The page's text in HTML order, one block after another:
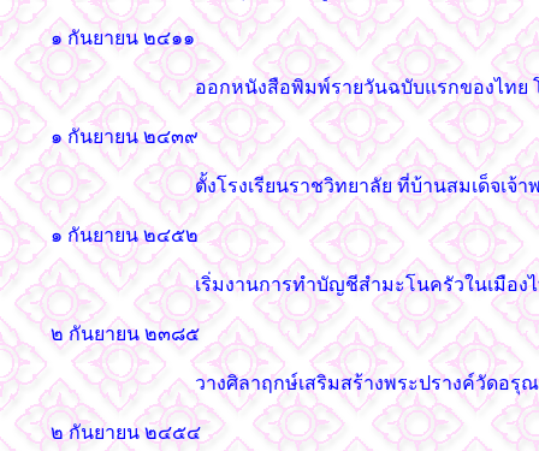
๑ กันยายน ๒๔๑๑
ออกหนังสือพิมพ์รายวันฉบับแรกของไทย
๑ กันยายน ๒๔๓๙
ตั้งโรงเรียนราชวิทยาลัย ที่บ้านสมเด็จเจ้
๑ กันยายน ๒๔๕๒
เริ่มงานการทำบัญชีสำมะโนครัวในเมือ
๒ กันยายน ๒๓๘๕
วางศิลาฤกษ์เสริมสร้างพระปรางค์วัดอรุ
๒ กันยายน ๒๔๕๔